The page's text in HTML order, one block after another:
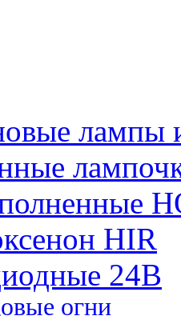
лампы
HIR
24B
огни